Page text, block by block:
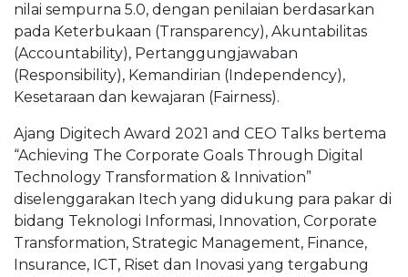
nilai sempurna 5.0, dengan penilaian berdasarkan
pada Keterbukaan (Transparency), Akuntabilitas
(Accountability), Pertanggungjawaban
(Responsibility), Kemandirian (Independency),
Kesetaraan dan kewajaran (Fairness).
Ajang Digitech Award 2021 and CEO Talks bertema
“Achieving The Corporate Goals Through Digital
Technology Transformation & Innivation”
diselenggarakan Itech yang didukung para pakar di
bidang Teknologi Informasi, Innovation, Corporate
Transformation, Strategic Management, Finance,
Insurance, ICT, Riset dan Inovasi yang tergabung